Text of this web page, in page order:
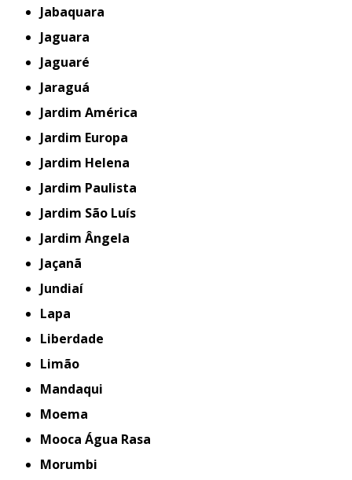
Jabaquara
Jaguara
Jaguaré
Jaraguá
Jardim América
Jardim Europa
Jardim Helena
Jardim Paulista
Jardim São Luís
Jardim Ângela
Jaçanã
Jundiaí
Lapa
Liberdade
Limão
Mandaqui
Moema
Mooca Água Rasa
Morumbi